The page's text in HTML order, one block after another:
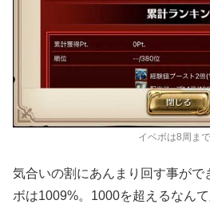
イベボは8周まで
気合いの割にあんまり回す事がで
ボは1009%。1000を超えるなんて